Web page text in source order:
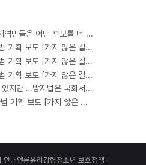
[여론조사④][한걸음더]광주전남 지역민들은 어떤 후보를 더 선호할까.. 변수는?
[한걸음더]전남광주통합특별시 출범 기획 보도 [가지 않은 길] 5편 프랑스 헌법에 새긴 '지방 분권'..전남광주 통합 성공 조건은?
[한걸음더]전남광주통합특별시 출범 기획 보도 [가지 않은 길] 4편 프랑스 지역 통합 10년 성적표
[한걸음더]전남광주통합특별시 출범 기획 보도 [가지 않은 길] 3편 프랑스 통합 10년 지났지만..."우린 여전히 알자스인"
[한걸음더] 헬스장 '먹튀' 잇따르고 있지만 …방지법은 국회서 낮잠
[한걸음더] 전남광주통합특별시 출범 기획 보도 [가지 않은 길] 2편 지방이 주도한 투자..'유럽 상위 5개 지역' 도약 비결은?
안내언론윤리강령 청소년 보호정책